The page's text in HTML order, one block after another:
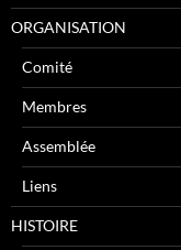
ORGANISATION
Comité
Membres
Assemblée
Liens
HISTOIRE